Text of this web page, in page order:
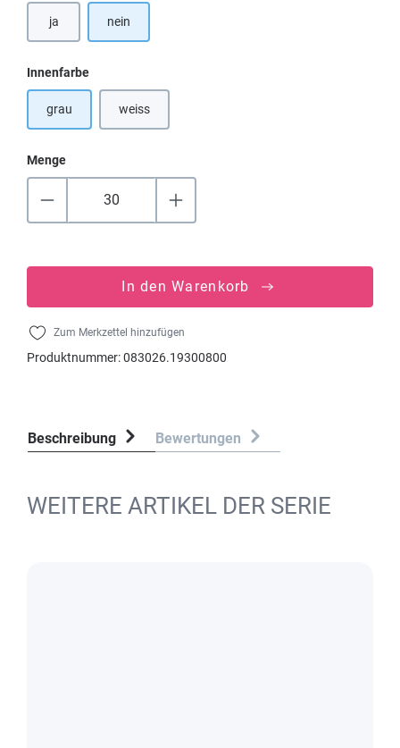
ja nein
Innenfarbeauswählen
grau weiss(Diese Option ist zurzeit nicht verfügbar.)
Menge
In den Warenkorb
Zum Merkzettel hinzufügen
Produktnummer:083026.19300800
Beschreibung Bewertungen
WEITERE ARTIKEL DER SERIE